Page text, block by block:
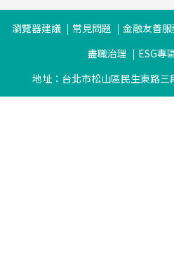
瀏覽器建議 常見問題 金融友善服
盡職治理
ESG專
地址：台北市松山區民生東路三